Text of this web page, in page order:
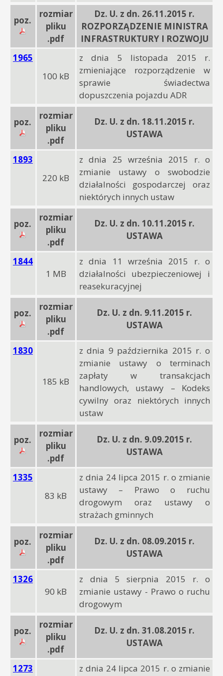
poz.
rozmiar
pliku
.pdf
Dz. U. z dn. 26.11.2015 r.
ROZPORZĄDZENIE MINISTRA
INFRASTRUKTURY I ROZWOJU
1965
100 kB
z dnia 5 listopada 2015 r.
zmieniające rozporządzenie w
sprawie świadectwa
dopuszczenia pojazdu ADR
poz.
rozmiar
pliku
.pdf
Dz. U. z dn. 18.11.2015 r.
USTAWA
1893
220 kB
z dnia 25 września 2015 r. o
zmianie ustawy o swobodzie
działalności gospodarczej oraz
niektórych innych ustaw
poz.
rozmiar
pliku
.pdf
Dz. U. z dn. 10.11.2015 r.
USTAWA
1844
1 MB
z dnia 11 września 2015 r. o
działalności ubezpieczeniowej i
reasekuracyjnej
poz.
rozmiar
pliku
.pdf
Dz. U. z dn. 9.11.2015 r.
USTAWA
1830
185 kB
z dnia 9 października 2015 r. o
zmianie ustawy o terminach
zapłaty w transakcjach
handlowych, ustawy – Kodeks
cywilny oraz niektórych innych
ustaw
poz.
rozmiar
pliku
.pdf
Dz. U. z dn. 9.09.2015 r.
USTAWA
1335
83 kB
z dnia 24 lipca 2015 r. o zmianie
ustawy – Prawo o ruchu
drogowym oraz ustawy o
strażach gminnych
poz.
rozmiar
pliku
.pdf
Dz. U. z dn. 08.09.2015 r.
USTAWA
1326
90 kB
z dnia 5 sierpnia 2015 r. o
zmianie ustawy - Prawo o ruchu
drogowym
poz.
rozmiar
pliku
.pdf
Dz. U. z dn. 31.08.2015 r.
USTAWA
1273
z dnia 24 lipca 2015 r. o zmianie